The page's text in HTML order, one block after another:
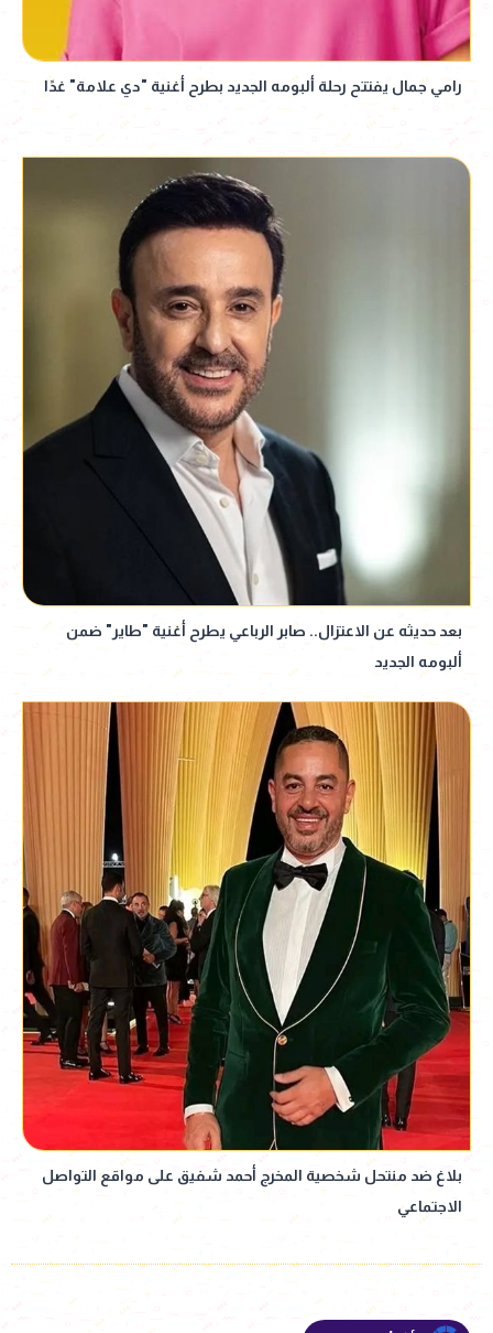
رامي جمال يفتتح رحلة ألبومه الجديد بطرح أغنية "دي علامة" غدًا
بعد حديثه عن الاعتزال.. صابر الرباعي يطرح أغنية "طاير" ضمن
ألبومه الجديد
بلاغ ضد منتحل شخصية المخرج أحمد شفيق على مواقع التواصل
الاجتماعي